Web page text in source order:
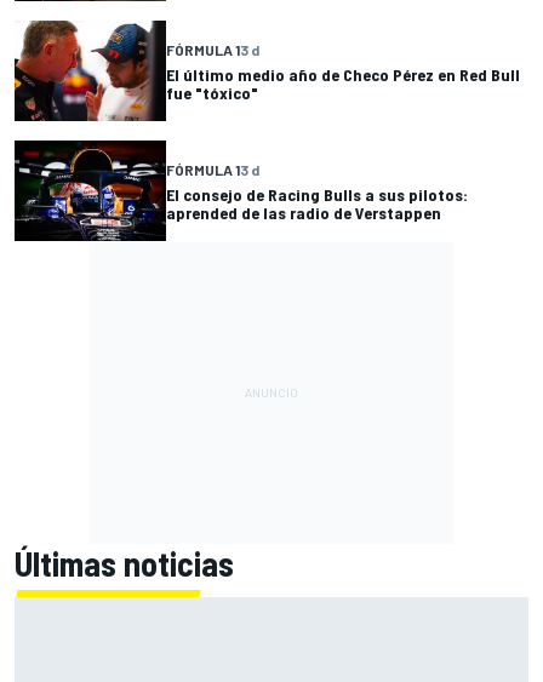
FÓRMULA 13 d
El último medio año de Checo Pérez en Red Bull
fue "tóxico"
FÓRMULA 13 d
El consejo de Racing Bulls a sus pilotos:
aprended de las radio de Verstappen
Últimas noticias